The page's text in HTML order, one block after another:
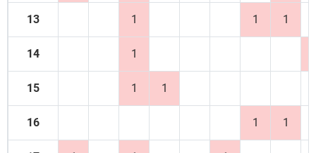
13 1 1 1
14 1
15 1 1
16 1 1